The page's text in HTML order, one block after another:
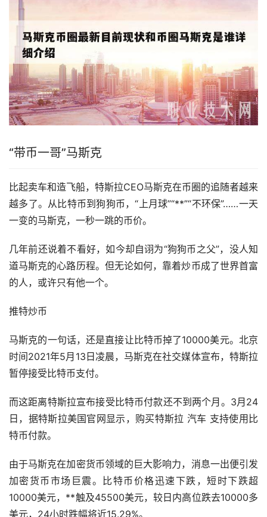
“带币一哥”马斯克
比起卖车和造飞船，特斯拉CEO马斯克在币圈的追随者越来
越多了。从比特币到狗狗币，“上月球”“**”“不环保”……一天
一变的马斯克，一秒一跳的币价。
几年前还说着不看好，如今却自诩为“狗狗币之父”，没人知
道马斯克的心路历程。但无论如何，靠着炒币成了世界首富
的人，或许只有他一个。
推特炒币
马斯克的一句话，还是直接让比特币掉了10000美元。北京
时间2021年5月13日凌晨，马斯克在社交媒体宣布，特斯拉
暂停接受比特币支付。
而这距离特斯拉宣布接受比特币付款还不到两个月。3月24
日，据特斯拉美国官网显示，购买特斯拉 汽车 支持使用比
特币付款。
由于马斯克在加密货币领域的巨大影响力，消息一出便引发
加密货币市场巨震。比特币价格迅速下跌，短时下跌超
10000美元，**触及45500美元，较日内高位跌去10000多
美元，24小时跌幅将近15.29%。